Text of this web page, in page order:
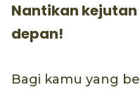
Nantikan
depan!
Bagi kamu yang